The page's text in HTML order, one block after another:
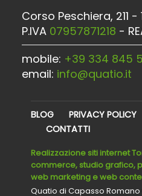
Corso Peschiera, 211 -
P.IVA 07957871218 -
mobile: +39 334 845
email: info@quatio.it
BLOG PRIVACY POLICY
CONTATTI
Realizzazione siti internet
commerce, studio grafico,
web marketing e web
Quatio di Capasso Romano